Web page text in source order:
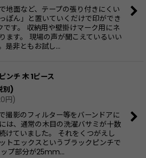
地面など、テープの張り付きにくい
ぽん」と置いていくだけで印ができ
です。 収納用や壁掛けマーク用にネ
ます。 現場の声が聞こえているいい
是非ともお試し…
ンチ 木 1ピース
別)
円)
撮影のフィルター等をバーンドアに
は、通常の木目の洗濯バサミが十数
けていました。 それをくつがえし
トエックスというブラックピンチで
プ部分が25mm…